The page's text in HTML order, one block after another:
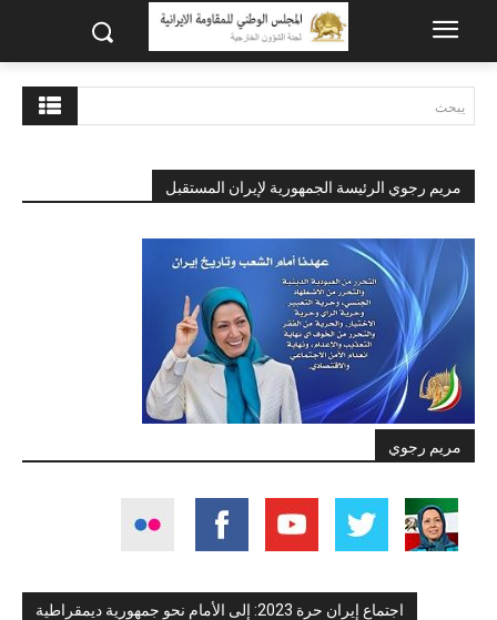
يبحث
مريم رجوي الرئيسة الجمهورية لإيران المستقبل
مريم رجوي
اجتماع إيران حرة 2023: إلى الأمام نحو جمهورية ديمقراطية